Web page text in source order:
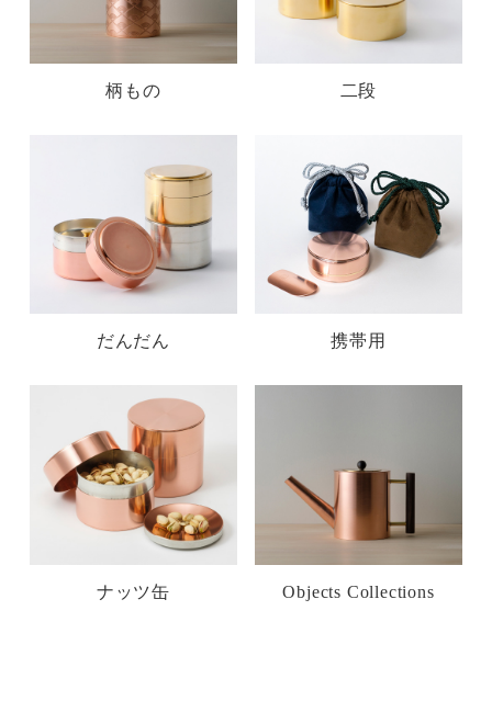
柄もの 二段
だんだん 携帯用
ナッツ缶 Objects Collections